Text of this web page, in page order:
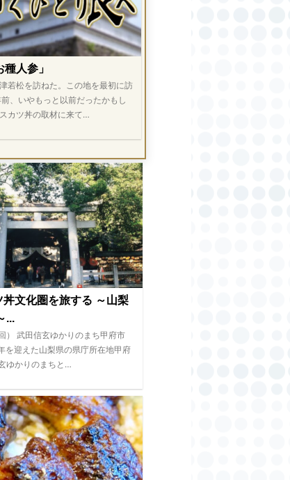
人参」
若松を訪ねた。この地を最初に訪
、いやもっと以前だったかもし
カツ丼の取材に来て…
丼文化圏を旅する ～山梨
...
） 武田信玄ゆかりのまち甲府市
を迎えた山梨県の県庁所在地甲府
ゆかりのまちと…